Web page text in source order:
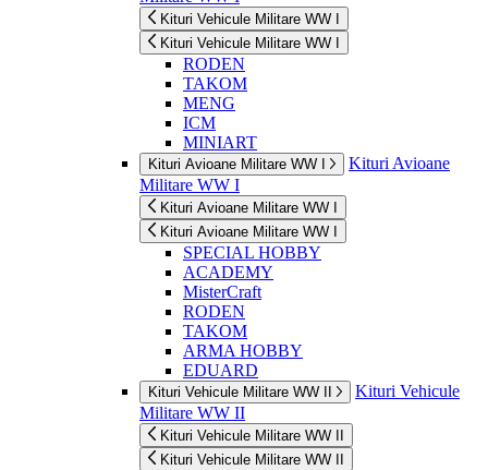
Kituri Vehicule Militare WW I
Kituri Vehicule Militare WW I
RODEN
TAKOM
MENG
ICM
MINIART
Kituri Avioane Militare WW I
Kituri Avioane
Militare WW I
Kituri Avioane Militare WW I
Kituri Avioane Militare WW I
SPECIAL HOBBY
ACADEMY
MisterCraft
RODEN
TAKOM
ARMA HOBBY
EDUARD
Kituri Vehicule Militare WW II
Kituri Vehicule
Militare WW II
Kituri Vehicule Militare WW II
Kituri Vehicule Militare WW II